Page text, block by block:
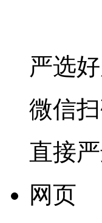
严选
微信
直接
网页